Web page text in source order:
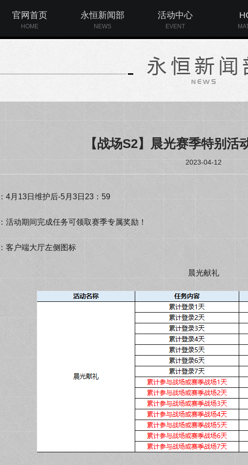
官网首页
HOME
永恒新闻部
NEWS
活动中心
EVENT
【战场S2】晨光赛季特别活
2023-04-12
4月13日维护后-5月3日23：59
活动期间完成任务可领取赛季专属奖励！
客户端大厅左侧图标
晨光献礼